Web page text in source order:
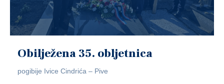
Obilježena 35. obljetnica
pogibije Ivice Cindrića – Pive